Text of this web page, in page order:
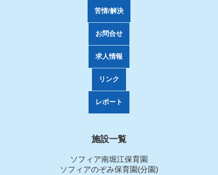
苦情/解決
お問合せ
求人情報
リンク
レポート
施設一覧
ソフィア南堀江保育園
ソフィアのぞみ保育園(分園)